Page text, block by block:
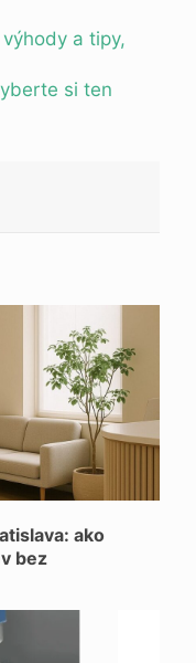
a tipy,
si ten
ako
bez